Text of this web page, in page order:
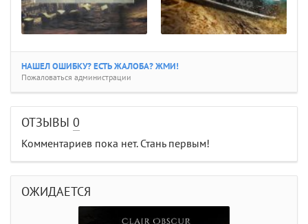
НАШЕЛ ОШИБКУ? ЕСТЬ ЖАЛОБА? ЖМИ!
Пожаловаться администрации
ОТЗЫВЫ 0
Комментариев пока нет. Стань первым!
ОЖИДАЕТСЯ